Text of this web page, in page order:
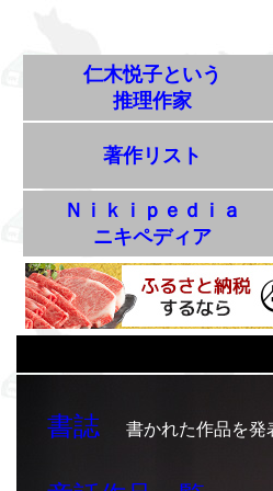
仁木悦子という
推理作家
著作リスト
Ｎｉｋｉｐｅｄｉａ
ニキペディア
書誌 書かれた作品を発